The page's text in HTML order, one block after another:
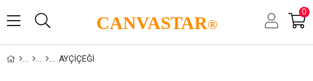
CANVASTAR®
0
AYÇIÇEĞI